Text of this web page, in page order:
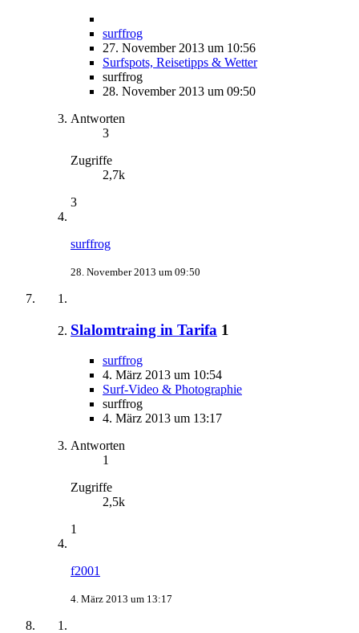
surffrog
27. November 2013 um 10:56
Surfspots, Reisetipps & Wetter
surffrog
28. November 2013 um 09:50
Antworten
3
Zugriffe
2,7k
3
surffrog
28. November 2013 um 09:50
Slalomtraing in Tarifa 1
surffrog
4. März 2013 um 10:54
Surf-Video & Photographie
surffrog
4. März 2013 um 13:17
Antworten
1
Zugriffe
2,5k
1
f2001
4. März 2013 um 13:17